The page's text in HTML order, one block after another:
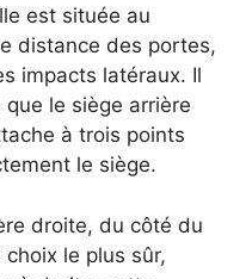
est située au
distance des portes,
impacts latéraux. Il
le siège arrière
à trois points
le siège.
droite, du côté du
le plus sûr,